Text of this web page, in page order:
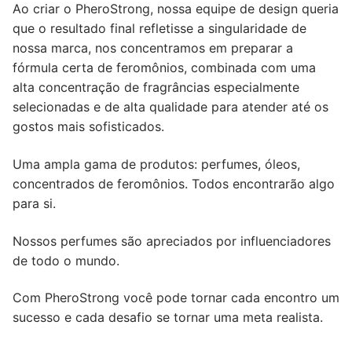
Ao criar o PheroStrong, nossa equipe de design queria
que o resultado final refletisse a singularidade de
nossa marca, nos concentramos em preparar a
fórmula certa de feromônios, combinada com uma
alta concentração de fragrâncias especialmente
selecionadas e de alta qualidade para atender até os
gostos mais sofisticados.
Uma ampla gama de produtos: perfumes, óleos,
concentrados de feromônios. Todos encontrarão algo
para si.
Nossos perfumes são apreciados por influenciadores
de todo o mundo.
Com PheroStrong você pode tornar cada encontro um
sucesso e cada desafio se tornar uma meta realista.